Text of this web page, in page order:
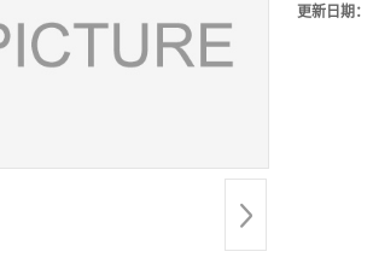
更新日期：